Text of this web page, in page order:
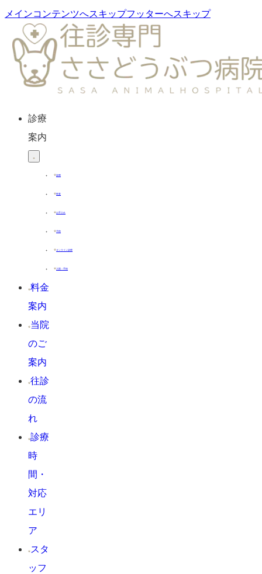
メインコンテンツへスキップフッターへスキップ
診療
案内
診療
検査
お手入れ
予防
オンライン診療
入院・手術
料金
案内
当院
のご
案内
往診
の流
れ
診療
時
間・
対応
エリ
ア
スタ
ッフ